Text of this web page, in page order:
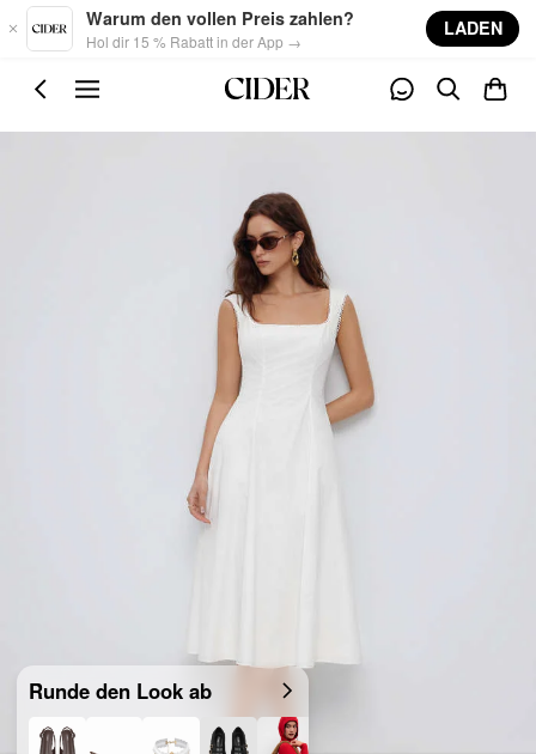
Skip to main content
Warum den vollen Preis zahlen?
Hol dir 15 % Rabatt in der App →
LADEN
Runde den Look ab